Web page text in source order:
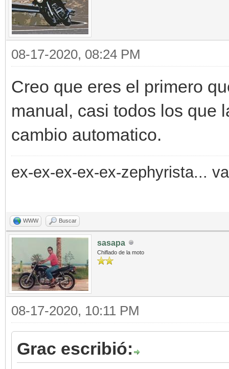
08-17-2020, 08:24 PM
Creo que eres el primero
manual, casi todos los que
cambio automatico.
ex-ex-ex-ex-ex-zephyrista...
WWW Buscar
sasapa
Chiflado de la moto
08-17-2020, 10:11 PM
Grac escribió: